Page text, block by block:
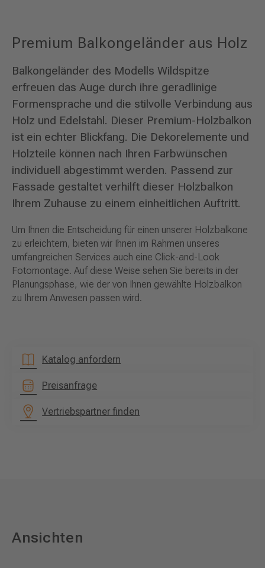
Premium Balkongeländer aus Holz
Balkongeländer des Modells Wildspitze
erfreuen das Auge durch ihre geradlinige
Formensprache und die stilvolle Verbindung aus
Holz und Edelstahl. Dieser Premium-Holzbalkon
ist ein echter Blickfang. Die Dekorelemente und
Holzteile können nach Ihren Farbwünschen
individuell abgestimmt werden. Passend zur
Fassade gestaltet verhilft dieser Holzbalkon
Ihrem Zuhause zu einem einheitlichen Auftritt.
Um Ihnen die Entscheidung für einen unserer Holzbalkone
zu erleichtern, bieten wir Ihnen im Rahmen unseres
umfangreichen Services auch eine Click-and-Look
Fotomontage. Auf diese Weise sehen Sie bereits in der
Planungsphase, wie der von Ihnen gewählte Holzbalkon
zu Ihrem Anwesen passen wird.
Katalog anfordern
Preisanfrage
Vertriebspartner finden
Ansichten